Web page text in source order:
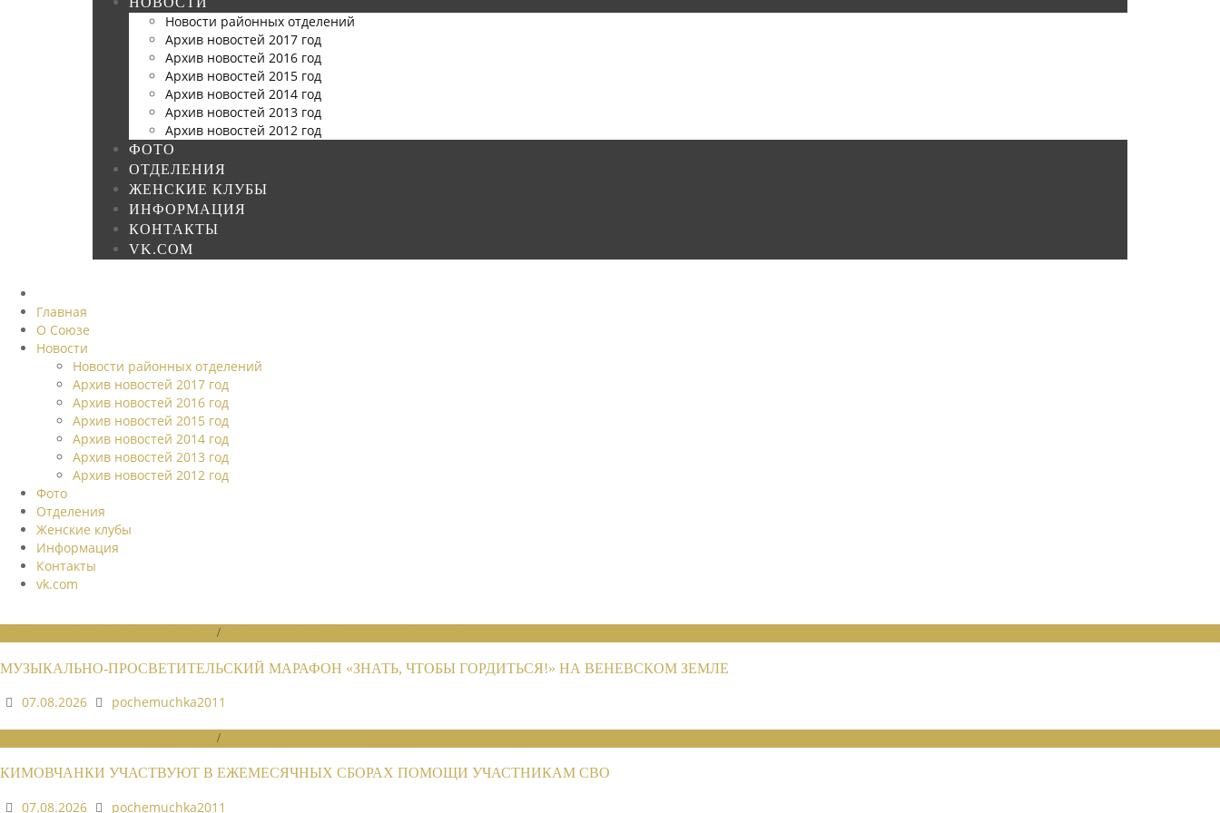
Новости районных отделений
Архив новостей 2017 год
Архив новостей 2016 год
Архив новостей 2015 год
Архив новостей 2014 год
Архив новостей 2013 год
Архив новостей 2012 год
ФОТО
ОТДЕЛЕНИЯ
ЖЕНСКИЕ КЛУБЫ
ИНФОРМАЦИЯ
КОНТАКТЫ
VK.COM
Главная
О Союзе
Новости
Новости районных отделений
Архив новостей 2017 год
Архив новостей 2016 год
Архив новостей 2015 год
Архив новостей 2014 год
Архив новостей 2013 год
Архив новостей 2012 год
Фото
Отделения
Женские клубы
Информация
Контакты
vk.com
/
МУЗЫКАЛЬНО-ПРОСВЕТИТЕЛЬСКИЙ МАРАФОН «ЗНАТЬ, ЧТОБЫ ГОРДИТЬСЯ!» НА ВЕНЕВСКОМ ЗЕМЛЕ
07.08.2026
pochemuchka2011
/
КИМОВЧАНКИ УЧАСТВУЮТ В ЕЖЕМЕСЯЧНЫХ СБОРАХ ПОМОЩИ УЧАСТНИКАМ СВО
07.08.2026
pochemuchka2011